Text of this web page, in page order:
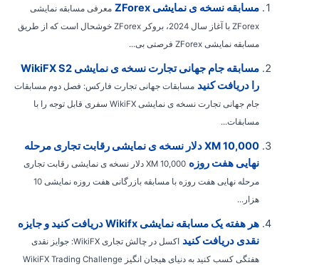
مسابقه نسخه ی نمایشی ZForex
معرفی مسابقه نمایشی
ZForex با آغاز سال 2024، بروکر ZForex خوشحال است که از طریق
مسابقه نمایشی ZForex فرصتی بی...
مسابقه جام جهانی تجارت نسخه ی نمایشی WikiFX S2
را دریافت کنید مسابقات جهانی تجارت فارکس: فصل دوم مسابقات
جام جهانی تجارت نسخه ی نمایشی WikiFX سفری قابل توجه را با
مسابقات...
XM 10,000 دلار نسخه ی نمایشی رقابت تجاری مرحله
نهایی هفت روزه
XM 10,000 دلار نسخه ی نمایشی رقابت تجاری
مرحله نهایی هفت روزه با مسابقه بازرگانی هفت روزه نمایشی 10
هزار...
هر هفته یک مسابقه نمایشی Wikifx دریافت کنید و جایزه
نقدی دریافت کنید
اکسل در چالش تجاری WikiFX: جوایز نقدی
هفتگی کسب کنید به دنیای هیجان انگیز WikiFX Trading Challenge